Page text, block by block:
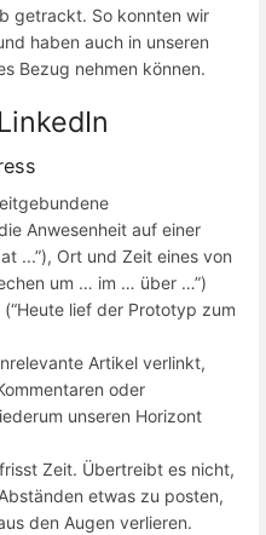
getrackt. So konnten wir
haben auch in unseren
Bezug nehmen können.
Anwesenheit auf einer
...”), Ort und Zeit eines von
um … im … über …”)
lief der Prototyp zum
Artikel verlinkt,
oder
unseren Horizont
Zeit. Übertreibt es nicht,
etwas zu posten,
den Augen verlieren.